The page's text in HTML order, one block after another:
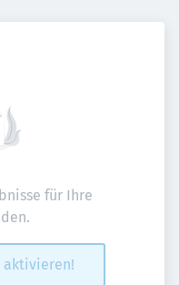
für Ihre
aktivieren!